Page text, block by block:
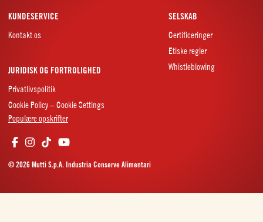
KUNDESERVICE
Kontakt os
SELSKAB
Certificeringer
Etiske regler
Whistleblowing
JURIDISK OG FORTROLIGHED
Privatlivspolitik
Cookie Policy – Cookie Settings
Populære opskrifter
© 2026 Mutti S.p.A. Industria Conserve Alimentari